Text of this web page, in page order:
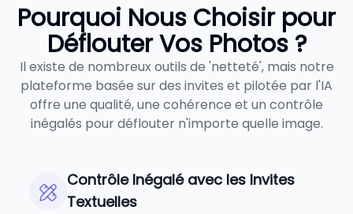
Pourquoi Nous Choisir pour
Déflouter Vos Photos ?
Il existe de nombreux outils de 'netteté', mais notre
plateforme basée sur des invites et pilotée par l'IA
offre une qualité, une cohérence et un contrôle
inégalés pour déflouter n'importe quelle image.
Contrôle Inégalé avec les Invites
Textuelles